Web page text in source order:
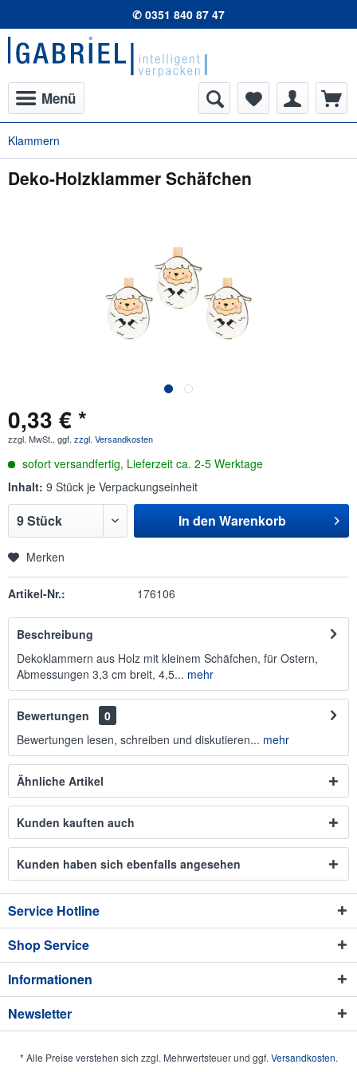
✆ 0351 840 87 47
Menü
Klammern
Deko-Holzklammer Schäfchen
0,33 € *
zzgl. MwSt., ggf. zzgl. Versandkosten
sofort versandfertig, Lieferzeit ca. 2-5 Werktage
Inhalt: 9 Stück je Verpackungseinheit
In den Warenkorb
Merken
Artikel-Nr.: 176106
Beschreibung
Dekoklammern aus Holz mit kleinem Schäfchen, für Ostern,
Abmessungen 3,3 cm breit, 4,5... mehr
Bewertungen
0
Bewertungen lesen, schreiben und diskutieren... mehr
Ähnliche Artikel
Kunden kauften auch
Kunden haben sich ebenfalls angesehen
Service Hotline
Shop Service
Informationen
Newsletter
* Alle Preise verstehen sich zzgl. Mehrwertsteuer und ggf. Versandkosten.